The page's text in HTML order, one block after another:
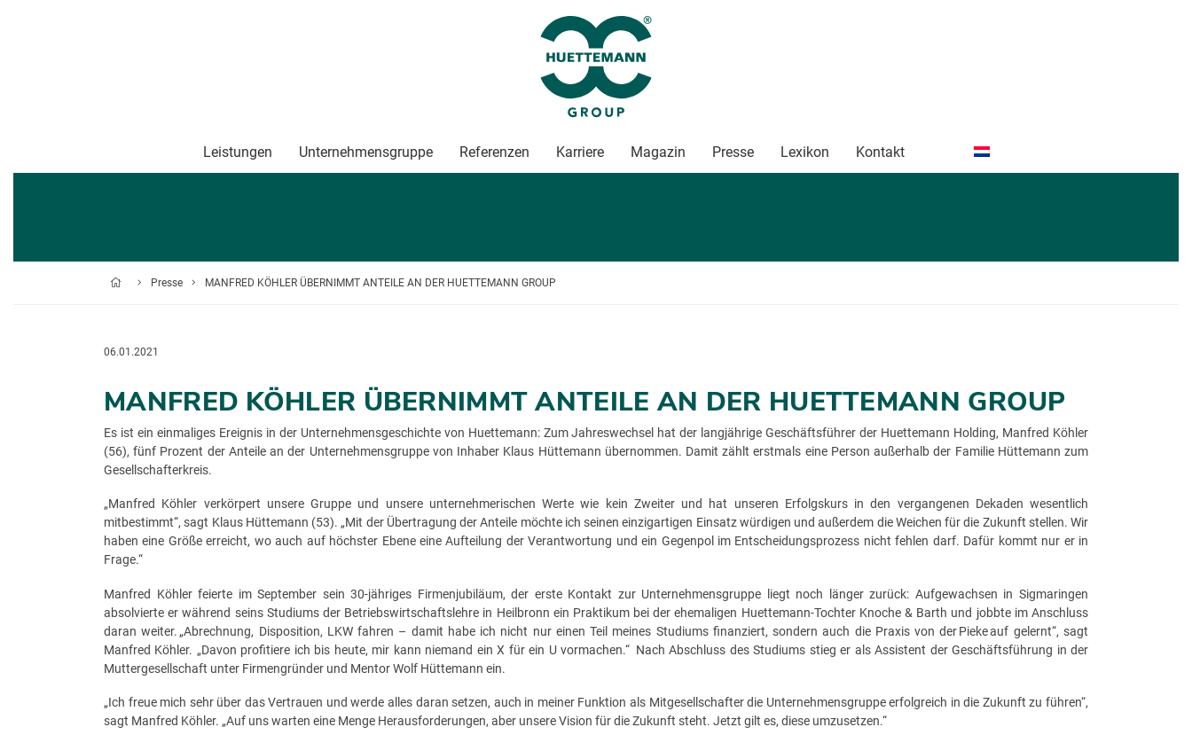
Presse MANFRED KÖHLER ÜBERNIMMT ANTEILE AN DER HUETTEMANN GROUP
06.01.2021
MANFRED KÖHLER ÜBERNIMMT ANTEILE AN DER HUETTEMANN GROUP
Es ist ein einmaliges Ereignis in der Unternehmensgeschichte von Huettemann: Zum Jahreswechsel hat der langjährige Geschäftsführer der Huettemann Holding, Manfred Köhler
(56), fünf Prozent der Anteile an der Unternehmensgruppe von Inhaber Klaus Hüttemann übernommen. Damit zählt erstmals eine Person außerhalb der Familie Hüttemann zum
Gesellschafterkreis.
„Manfred Köhler verkörpert unsere Gruppe und unsere unternehmerischen Werte wie kein Zweiter und hat unseren Erfolgskurs in den vergangenen Dekaden wesentlich
mitbestimmt“, sagt Klaus Hüttemann (53). „Mit der Übertragung der Anteile möchte ich seinen einzigartigen Einsatz würdigen und außerdem die Weichen für die Zukunft stellen. Wir
haben eine Größe erreicht, wo auch auf höchster Ebene eine Aufteilung der Verantwortung und ein Gegenpol im Entscheidungsprozess nicht fehlen darf. Dafür kommt nur er in
Frage.“
Manfred Köhler feierte im September sein 30-jähriges Firmenjubiläum, der erste Kontakt zur Unternehmensgruppe liegt noch länger zurück: Aufgewachsen in Sigmaringen
absolvierte er während seins Studiums der Betriebswirtschaftslehre in Heilbronn ein Praktikum bei der ehemaligen Huettemann-Tochter Knoche & Barth und jobbte im Anschluss
daran weiter. „Abrechnung, Disposition, LKW fahren – damit habe ich nicht nur einen Teil meines Studiums finanziert, sondern auch die Praxis von der Pieke auf gelernt“, sagt
Manfred Köhler. „Davon profitiere ich bis heute, mir kann niemand ein X für ein U vormachen.“ Nach Abschluss des Studiums stieg er als Assistent der Geschäftsführung in der
Muttergesellschaft unter Firmengründer und Mentor Wolf Hüttemann ein.
„Ich freue mich sehr über das Vertrauen und werde alles daran setzen, auch in meiner Funktion als Mitgesellschafter die Unternehmensgruppe erfolgreich in die Zukunft zu führen“,
sagt Manfred Köhler. „Auf uns warten eine Menge Herausforderungen, aber unsere Vision für die Zukunft steht. Jetzt gilt es, diese umzusetzen.“
Leistungen Unternehmensgruppe Referenzen Karriere Magazin Presse Lexikon Kontakt